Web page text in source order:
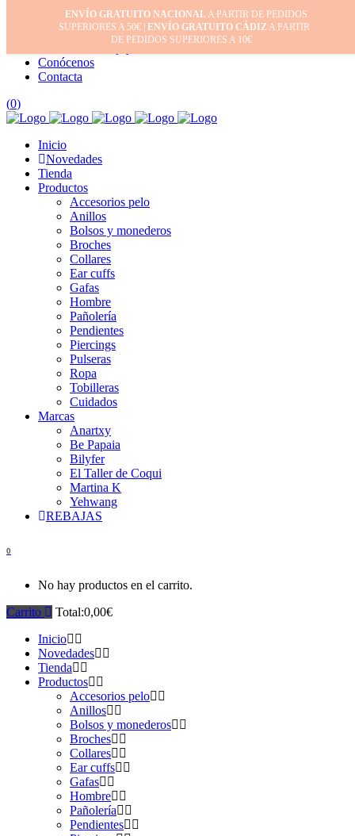
Inicio
Mi cuenta
Conócenos
Contacta
(0)
Inicio
Novedades
Tienda
Productos
Accesorios pelo
Anillos
Bolsos y monederos
Broches
Collares
Ear cuffs
Gafas
Hombre
Pañolería
Pendientes
Piercings
Pulseras
Ropa
Tobilleras
Cuidados
Marcas
Anartxy
Be Papaia
Bilyfer
El Taller de Coqui
Martina K
Yehwang
REBAJAS
0
No hay productos en el carrito.
Carrito
Total:0,00€
Inicio
Novedades
Tienda
Productos
Accesorios pelo
Anillos
Bolsos y monederos
Broches
Collares
Ear cuffs
Gafas
Hombre
Pañolería
Pendientes
ENVÍO GRATUITO NACIONALA PARTIR DE PEDIDOS
SUPERIORES A 50€ | ENVÍO GRATUITO CÁDIZA PARTIR
DE PEDIDOS SUPERIORES A 10€